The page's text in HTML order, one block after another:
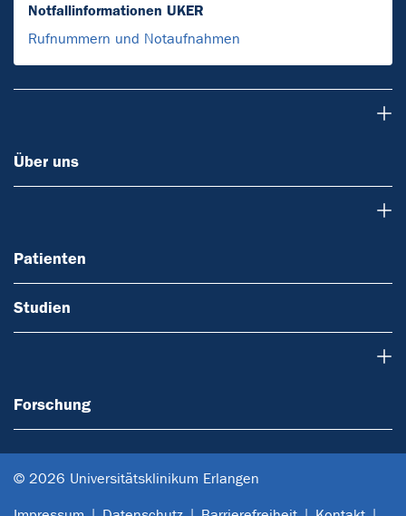
Notfallinformationen UKER
Rufnummern und Notaufnahmen
Über uns
Patienten
Studien
Forschung
© 2026 Universitätsklinikum Erlangen